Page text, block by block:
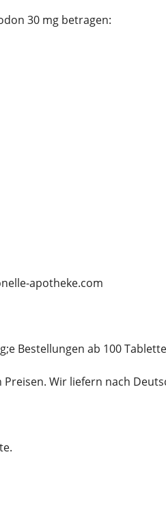
30 mg betragen:
apotheke.com
Bestellungen ab 100
Wir liefern nach